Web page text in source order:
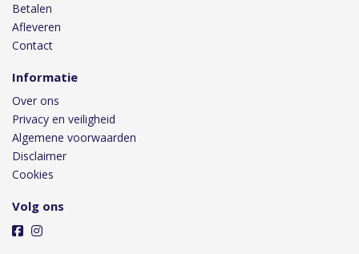
Betalen
Afleveren
Contact
Informatie
Over ons
Privacy en veiligheid
Algemene voorwaarden
Disclaimer
Cookies
Volg ons